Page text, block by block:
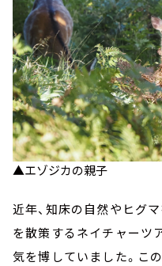
▲エゾジカの親子
近年、知床の自然やヒグ
を散策するネイチャーツ
気を博していました。こ